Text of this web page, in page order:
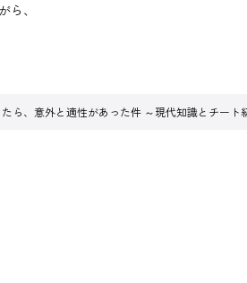
、
ら、意外と適性があった件 ～現代知識とチート